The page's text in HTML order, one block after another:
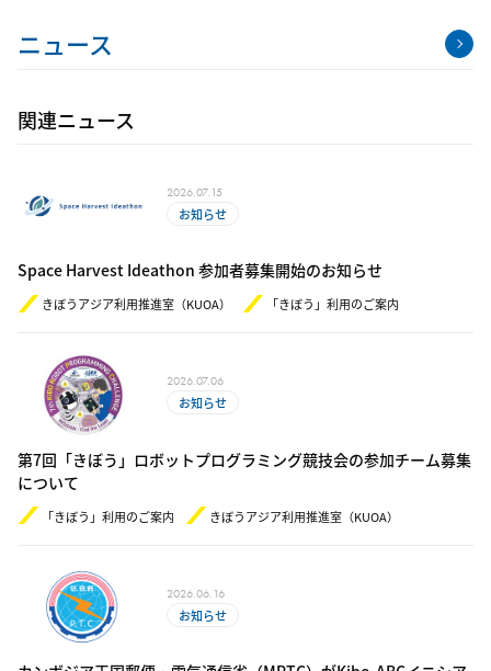
ニュース
関連ニュース
2026.07.15
お知らせ
Space Harvest Ideathon 参加者募集開始のお知らせ
きぼうアジア利用推進室（KUOA） 「きぼう」利用のご案内
2026.07.06
お知らせ
第7回「きぼう」ロボットプログラミング競技会の参加チーム募集
について
「きぼう」利用のご案内 きぼうアジア利用推進室（KUOA）
2026.06.16
お知らせ